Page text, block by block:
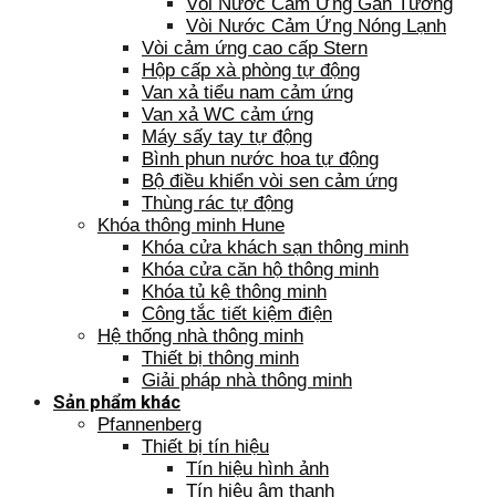
Vòi Nước Cảm Ứng Nóng Lạnh
Vòi cảm ứng cao cấp Stern
Hộp cấp xà phòng tự động
Van xả tiểu nam cảm ứng
Van xả WC cảm ứng
Máy sấy tay tự động
Bình phun nước hoa tự động
Bộ điều khiển vòi sen cảm ứng
Thùng rác tự động
Khóa thông minh Hune
Khóa cửa khách sạn thông minh
Khóa cửa căn hộ thông minh
Khóa tủ kệ thông minh
Công tắc tiết kiệm điện
Hệ thống nhà thông minh
Thiết bị thông minh
Giải pháp nhà thông minh
Sản phẩm khác
Pfannenberg
Thiết bị tín hiệu
Tín hiệu hình ảnh
Tín hiệu âm thanh